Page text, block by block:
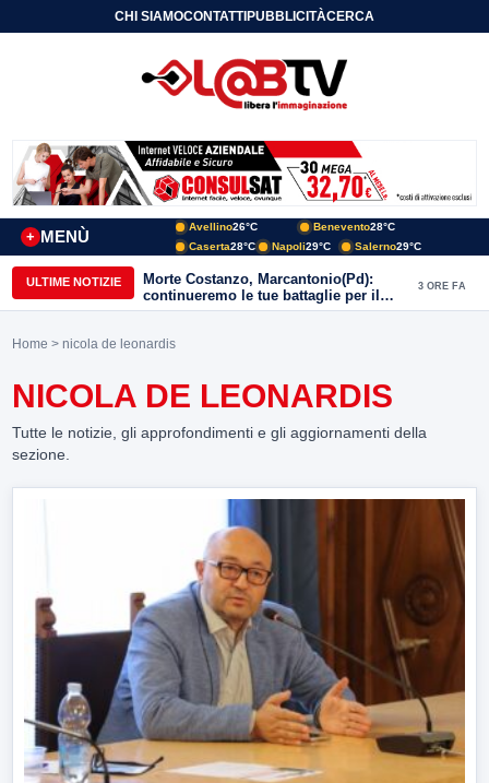
CHI SIAMOCONTATTIPUBBLICITÀCERCA
MENÙ
+
Avellino26°C Benevento28°C
Caserta28°C Napoli29°C Salerno29°C
ULTIME NOTIZIE
Morte Costanzo, Marcantonio(Pd):
continueremo le tue battaglie per il
Sannio
3 ORE FA
Home > nicola de leonardis
NICOLA DE LEONARDIS
Tutte le notizie, gli approfondimenti e gli aggiornamenti della
sezione.